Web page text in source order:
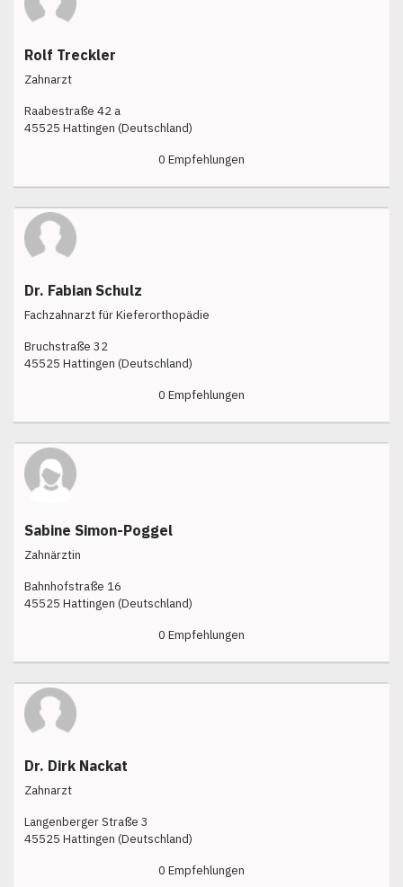
Rolf Treckler
Zahnarzt
Raabestraße 42 a
45525 Hattingen (Deutschland)
0 Empfehlungen
Dr. Fabian Schulz
Fachzahnarzt für Kieferorthopädie
Bruchstraße 32
45525 Hattingen (Deutschland)
0 Empfehlungen
Sabine Simon-Poggel
Zahnärztin
Bahnhofstraße 16
45525 Hattingen (Deutschland)
0 Empfehlungen
Dr. Dirk Nackat
Zahnarzt
Langenberger Straße 3
45525 Hattingen (Deutschland)
0 Empfehlungen